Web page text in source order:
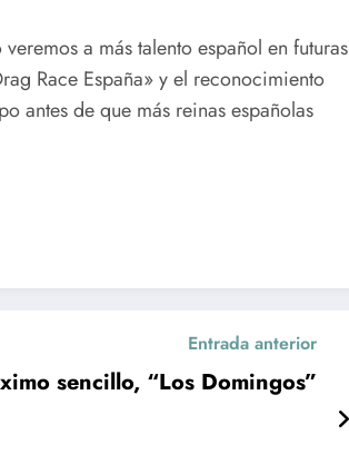
a más talento español en futuras
Race España» y el reconocimiento
antes de que más reinas españolas
Entrada anterior
sencillo, “Los Domingos”